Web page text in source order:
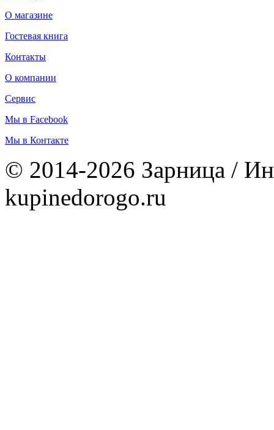
О магазине
Гостевая книга
Контакты
О компании
Сервис
Мы в Facebook
Мы в Контакте
© 2014-2026 Зарница /
kupinedorogo.ru